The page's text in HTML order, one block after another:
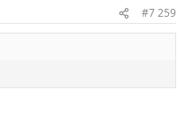
#7 259